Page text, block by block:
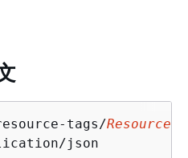
tags/ResourceId
json